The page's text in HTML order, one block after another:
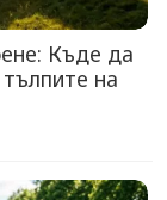
Къде да
на